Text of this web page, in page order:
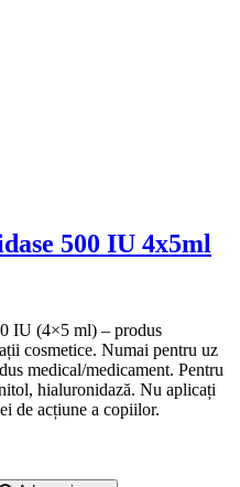
500 IU 4x5ml
IU (4×5 ml) – produs
cosmetice. Numai pentru uz
medical/medicament. Pentru
hialuronidază. Nu aplicați
de acțiune a copiilor.